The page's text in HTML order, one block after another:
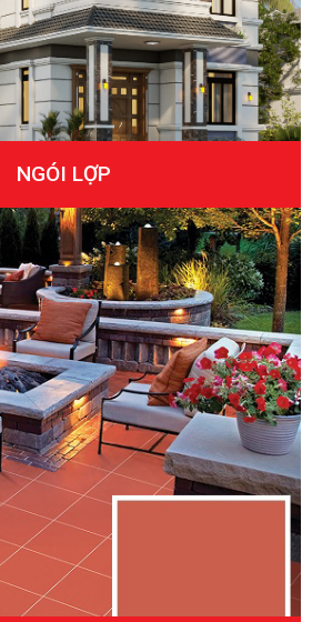
NGÓI LỢP